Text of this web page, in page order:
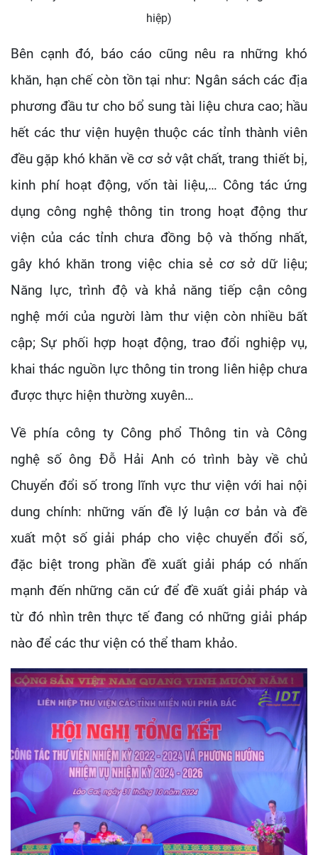
hiệp)
Bên cạnh đó, báo cáo cũng nêu ra những khó
khăn, hạn chế còn tồn tại như: Ngân sách các địa
phương đầu tư cho bổ sung tài liệu chưa cao; hầu
hết các thư viện huyện thuộc các tỉnh thành viên
đều gặp khó khăn về cơ sở vật chất, trang thiết bị,
kinh phí hoạt động, vốn tài liệu,… Công tác ứng
dụng công nghệ thông tin trong hoạt động thư
viện của các tỉnh chưa đồng bộ và thống nhất,
gây khó khăn trong việc chia sẻ cơ sở dữ liệu;
Năng lực, trình độ và khả năng tiếp cận công
nghệ mới của người làm thư viện còn nhiều bất
cập; Sự phối hợp hoạt động, trao đổi nghiệp vụ,
khai thác nguồn lực thông tin trong liên hiệp chưa
được thực hiện thường xuyên…
Về phía công ty Công phổ Thông tin và Công
nghệ số ông Đỗ Hải Anh có trình bày về chủ
Chuyển đổi số trong lĩnh vực thư viện với hai nội
dung chính: những vấn đề lý luận cơ bản và đề
xuất một số giải pháp cho việc chuyển đổi số,
đặc biệt trong phần đề xuất giải pháp có nhấn
mạnh đến những căn cứ để đề xuất giải pháp và
từ đó nhìn trên thực tế đang có những giải pháp
nào để các thư viện có thể tham khảo.